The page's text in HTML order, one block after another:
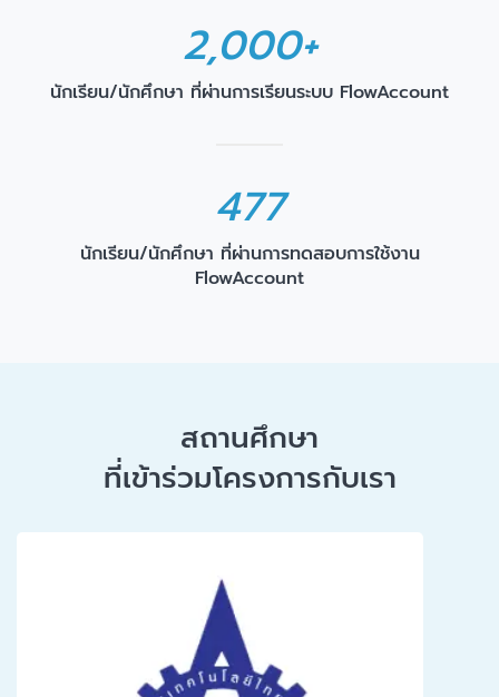
2,000+
นักเรียน/นักศึกษา ที่ผ่านการเรียนระบบ FlowAccount
477
นักเรียน/นักศึกษา ที่ผ่านการทดสอบการใช้งาน
FlowAccount
สถานศึกษา
ที่เข้าร่วมโครงการกับเรา